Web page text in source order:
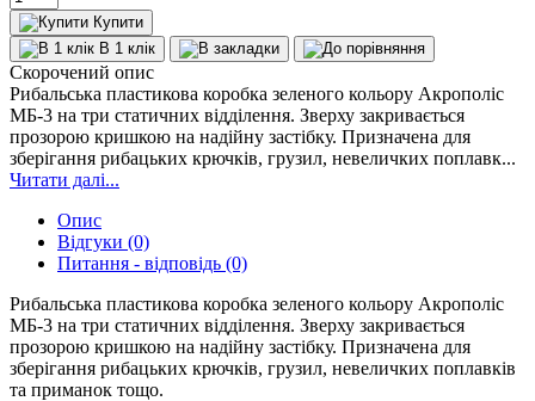
Купити
В 1 клік
Скорочений опис
Рибальська пластикова коробка зеленого кольору Акрополіс
МБ-3 на три статичних відділення. Зверху закривається
прозорою кришкою на надійну застібку. Призначена для
зберігання рибацьких крючків, грузил, невеличких поплавк...
Читати далі...
Опис
Відгуки (0)
Питання - відповідь (0)
Рибальська пластикова коробка зеленого кольору Акрополіс
МБ-3 на три статичних відділення. Зверху закривається
прозорою кришкою на надійну застібку. Призначена для
зберігання рибацьких крючків, грузил, невеличких поплавків
та приманок тощо.